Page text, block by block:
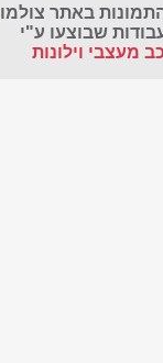
באתר צולמו
שבוצעו ע"י
מעצבי וילונות